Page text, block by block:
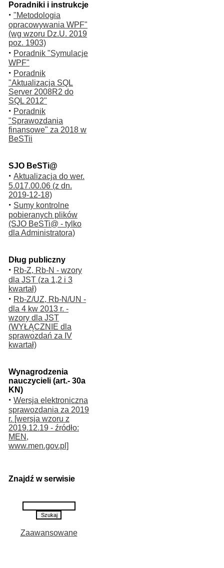
Poradniki i instrukcje
· "Metodologia
opracowywania WPF"
(wg wzoru Dz.U. 2019
poz. 1903)
· Poradnik "Symulacje
WPF"
· Poradnik
"Aktualizacja SQL
Server 2008R2 do
SQL 2012"
· Poradnik
"Sprawozdania
finansowe" za 2018 w
BeSTii
SJO BeSTi@
· Aktualizacja do wer.
5.017.00.06 (z dn.
2019-12-18)
· Sumy kontrolne
pobieranych plików
(SJO BeSTi@ - tylko
dla Administratora)
Dług publiczny
· Rb-Z, Rb-N - wzory
dla JST (za 1,2 i 3
kwartał)
· Rb-Z/UZ, Rb-N/UN -
dla 4 kw 2013 r. -
wzory dla JST
(WYŁĄCZNIE dla
sprawozdań za IV
kwartał)
Wynagrodzenia
nauczycieli (art.- 30a
KN)
· Wersja elektroniczna
sprawozdania za 2019
r. [wersja wzoru z
2019.12.19 - źródło:
MEN,
www.men.gov.pl]
Znajdź w serwisie
Zaawansowane